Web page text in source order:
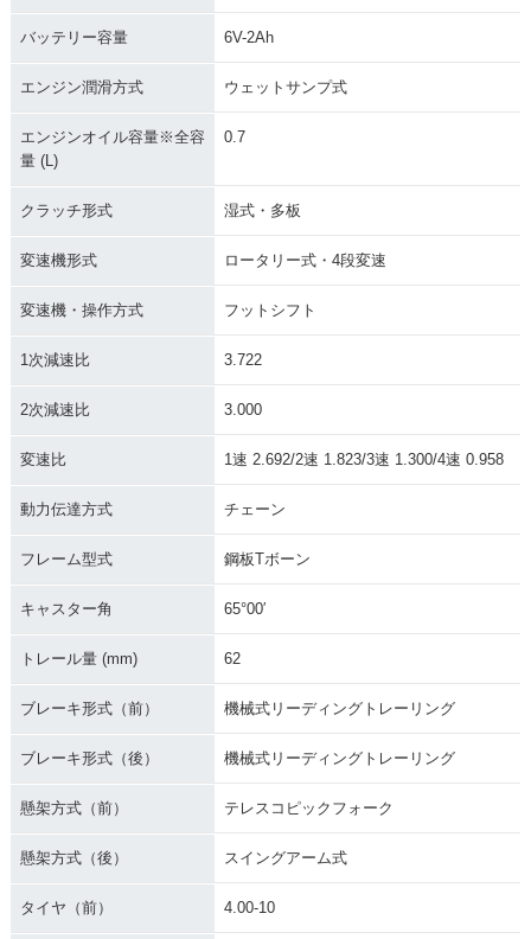
バッテリー容量 6V-2Ah
エンジン潤滑方式 ウェットサンプ式
エンジンオイル容量※全容
量 (L)
0.7
クラッチ形式 湿式・多板
変速機形式 ロータリー式・4段変速
変速機・操作方式 フットシフト
1次減速比 3.722
2次減速比 3.000
変速比 1速 2.692/2速 1.823/3速 1.300/4速 0.958
動力伝達方式 チェーン
フレーム型式 鋼板Tボーン
キャスター角 65°00′
トレール量 (mm) 62
ブレーキ形式（前） 機械式リーディングトレーリング
ブレーキ形式（後） 機械式リーディングトレーリング
懸架方式（前） テレスコピックフォーク
懸架方式（後） スイングアーム式
タイヤ（前） 4.00-10